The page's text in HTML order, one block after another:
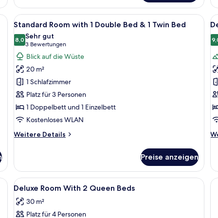
1
Double
Bed
1
einem großen Fenster mit Vorhängen und gerahmten Bildern an den
Alle
Fotos
für
Standard
Room
with
Double
Bed
&
1
anzeigen
Ein Hotelzimmer mit zwei Betten,
5
Standard Room with 1 Double Bed & 1 Twin Bed
8,08,0 von 10
Sehr gut
3 Bewertungen
(3
Bewertungen)
Blick auf die Wüste
20 m²
1 Schlafzimmer
Platz für 3 Personen
1 Doppelbett und 1 Einzelbett
Kostenloses WLAN
Weitere Details
Weitere
Room
with
1
Bed
&
Preise anzeigen
2
einem Schreibtisch und einem Stuhl.
Alle
Fotos
für
Allergikerbettwaren, Schreibtisch,
2
Deluxe Room With 2 Queen Beds
30 m²
Platz für 4 Personen